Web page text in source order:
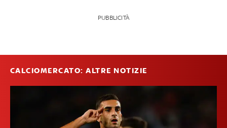
PUBBLICITÀ
CALCIOMERCATO: ALTRE NOTIZIE